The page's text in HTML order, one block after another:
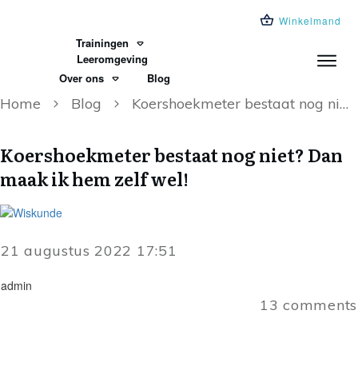
Winkelmand
Trainingen
Leeromgeving
Over ons
Blog
Home Blog Koershoekmeter bestaat nog niet? Dan maak ik hem zelf wel!
Koershoekmeter bestaat nog niet? Dan
maak ik hem zelf wel!
21 augustus 2022 17:51
admin
13 comments